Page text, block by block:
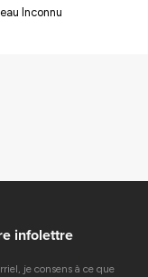
Inconnu
infolettre
je consens à ce que